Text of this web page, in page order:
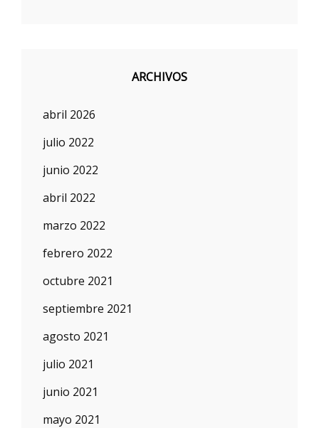
ARCHIVOS
abril 2026
julio 2022
junio 2022
abril 2022
marzo 2022
febrero 2022
octubre 2021
septiembre 2021
agosto 2021
julio 2021
junio 2021
mayo 2021